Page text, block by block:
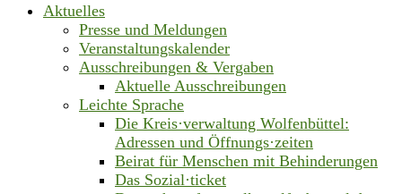
Aktuelles
Presse und Meldungen
Veranstaltungskalender
Ausschreibungen & Vergaben
Aktuelle Ausschreibungen
Leichte Sprache
Die Kreis·verwaltung Wolfenbüttel:
Adressen und Öffnungs·zeiten
Beirat für Menschen mit Behinderungen
Das Sozial·ticket